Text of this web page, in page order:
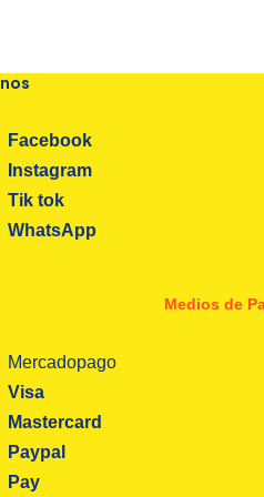
Facebook
Instagram
Tik tok
WhatsApp
Medios de
Mercadopago
Visa
Mastercard
Paypal
Pay